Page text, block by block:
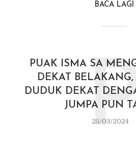
BACA LAGI
PUAK ISMA SA
DEKAT
DUDUK DEKAT
JUMPA PUN
25/03/2024